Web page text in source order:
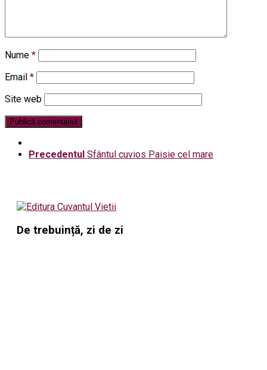
Nume *
Email *
Site web
Precedentul Sfântul cuvios Paisie cel mare
De trebuință, zi de zi